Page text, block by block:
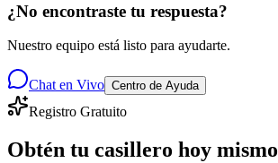
¿No encontraste tu respuesta?
Nuestro equipo está listo para ayudarte.
Chat en Vivo Centro de Ayuda
Registro Gratuito
Obtén tu casillero hoy mismo